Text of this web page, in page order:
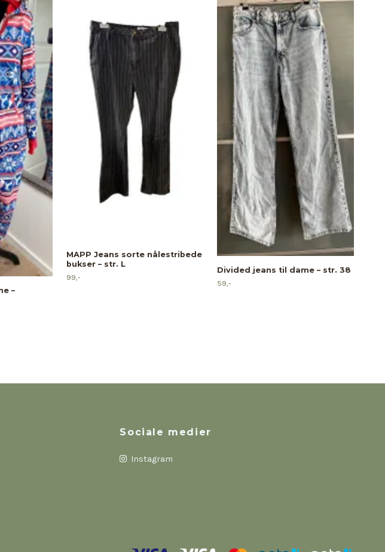
–
MAPP Jeans sorte nålestribede
bukser – str. L
99,-
Divided jeans til dame – str. 38
59,-
Sociale medier
Instagram